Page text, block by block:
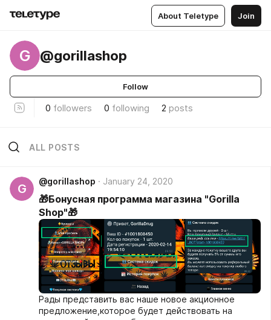
About Teletype Join
G @gorillashop
Follow
0 followers 0 following 2 posts
ALL POSTS
G
@gorillashop January 24, 2020
🎁Бонусная программа магазина "Gorilla
Shop"🎁
Рады представить вас наше новое акционное
предложение,которое будет действовать на